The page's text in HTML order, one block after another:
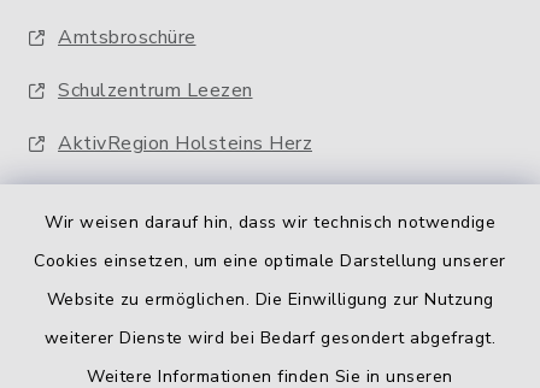
Wir weisen darauf hin, dass wir technisch notwendige
Cookies einsetzen, um eine optimale Darstellung unserer
Website zu ermöglichen. Die Einwilligung zur Nutzung
weiterer Dienste wird bei Bedarf gesondert abgefragt.
Weitere Informationen finden Sie in unseren
Amtsbroschüre
Schulzentrum Leezen
AktivRegion Holsteins Herz